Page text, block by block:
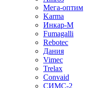
Мега-оптим
Karma
Инкар-М
Fumagalli
Rebotec
Дания
Vimec
Trelax
Convaid
СИМС-2